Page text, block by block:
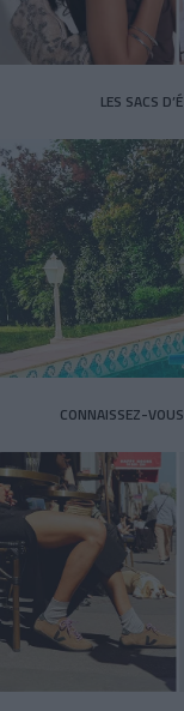
LES SACS
CONNAISSEZ-